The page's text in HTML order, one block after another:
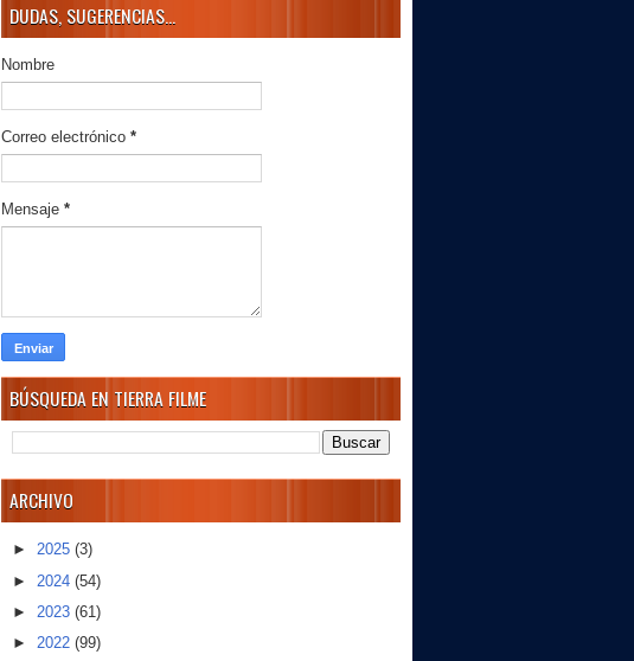
DUDAS, SUGERENCIAS...
Nombre
Correo electrónico *
Mensaje *
BÚSQUEDA EN TIERRA FILME
ARCHIVO
► 2025 (3)
► 2024 (54)
► 2023 (61)
► 2022 (99)